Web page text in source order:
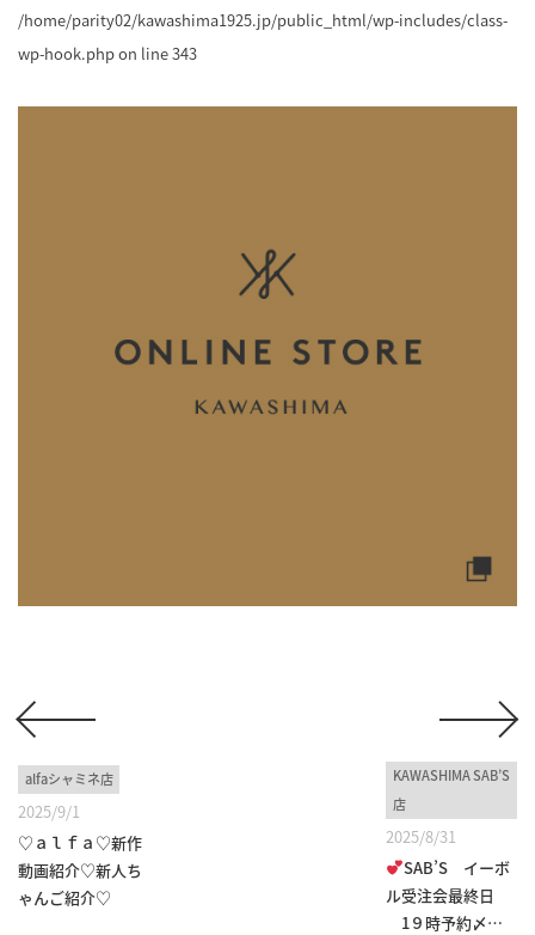
/home/parity02/kawashima1925.jp/public_html/wp-includes/class-
wp-hook.phpon line343
alfaシャミネ店
2025/9/1
♡ａｌｆａ♡新作
動画紹介♡新人ち
ゃんご紹介♡
KAWASHIMA SAB’S
店
2025/8/31
SAB’S イーボ
ル受注会最終日
1９時予約〆